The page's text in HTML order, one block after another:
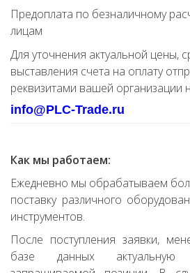
Предоплата по безналичному
лицам
Для уточнения актуальной цены,
выставления счета на оплату
реквизитами вашей организации
info@PLC-Trade.ru
Как мы работаем:
Ежедневно мы обрабатываем
поставку различного
инструментов.
После поступления заявки,
базе данных